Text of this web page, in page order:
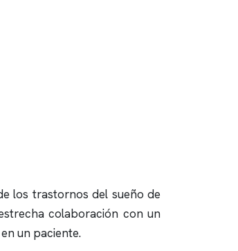
los trastornos del sueño de
colaboración con un
un paciente.